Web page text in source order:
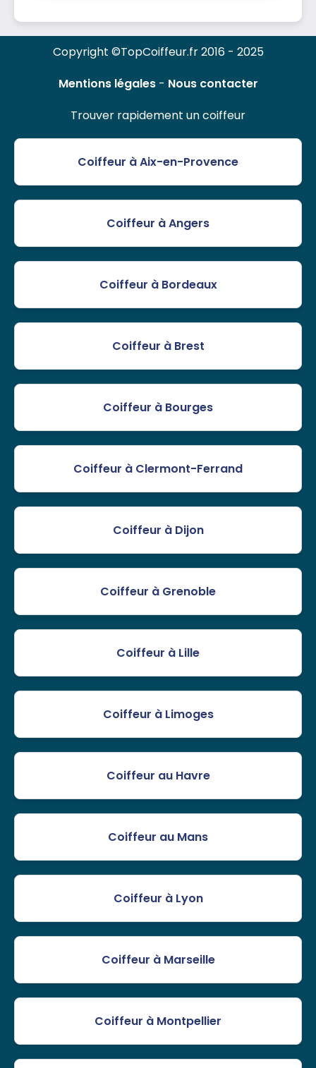
Copyright ©TopCoiffeur.fr 2016 - 2025
Mentions légales- Nous contacter
Trouver rapidement un coiffeur
Coiffeur à Aix-en-Provence
Coiffeur à Angers
Coiffeur à Bordeaux
Coiffeur à Brest
Coiffeur à Bourges
Coiffeur à Clermont-Ferrand
Coiffeur à Dijon
Coiffeur à Grenoble
Coiffeur à Lille
Coiffeur à Limoges
Coiffeur au Havre
Coiffeur au Mans
Coiffeur à Lyon
Coiffeur à Marseille
Coiffeur à Montpellier